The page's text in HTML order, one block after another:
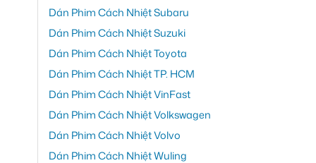
Dán Phim Cách Nhiệt Subaru
Dán Phim Cách Nhiệt Suzuki
Dán Phim Cách Nhiệt Toyota
Dán Phim Cách Nhiệt TP. HCM
Dán Phim Cách Nhiệt VinFast
Dán Phim Cách Nhiệt Volkswagen
Dán Phim Cách Nhiệt Volvo
Dán Phim Cách Nhiệt Wuling